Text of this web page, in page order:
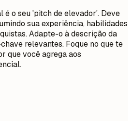
é o seu 'pitch de elevador'. Deve
sua experiência, habilidades
Adapte-o à descrição da
relevantes. Foque no que te
que você agrega aos